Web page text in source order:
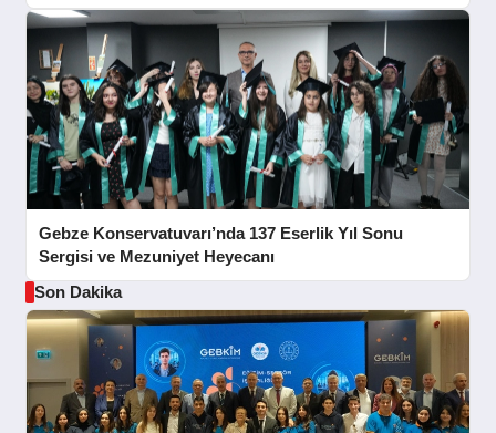
Gebze Konservatuvarı’nda 137 Eserlik Yıl Sonu
Sergisi ve Mezuniyet Heyecanı
Son Dakika